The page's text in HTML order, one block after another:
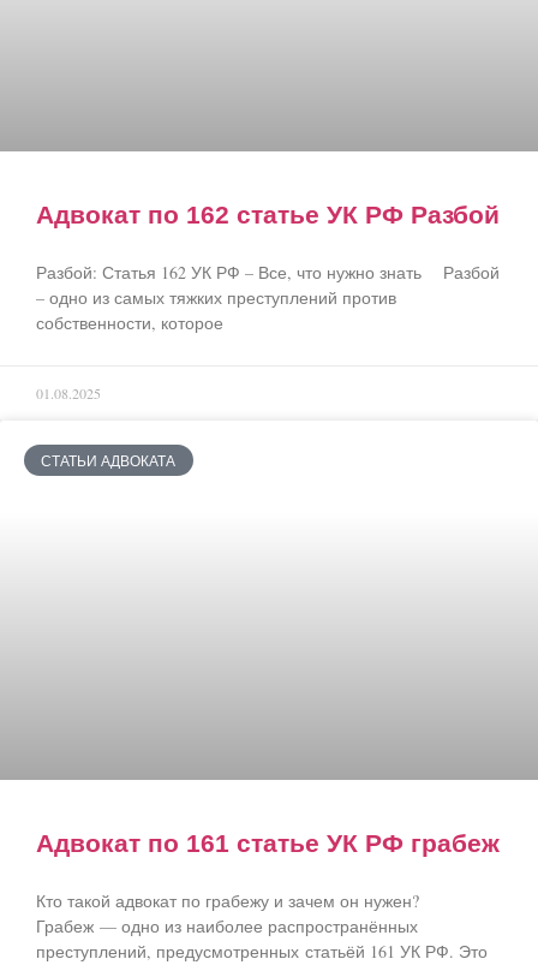
Адвокат по 162 статье УК РФ Разбой
Разбой: Статья 162 УК РФ – Все, что нужно знать Разбой
– одно из самых тяжких преступлений против
собственности, которое
01.08.2025
СТАТЬИ АДВОКАТА
Адвокат по 161 статье УК РФ грабеж
Кто такой адвокат по грабежу и зачем он нужен?
Грабеж — одно из наиболее распространённых
преступлений, предусмотренных статьёй 161 УК РФ. Это